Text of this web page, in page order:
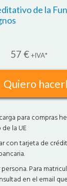
de la
57 € +IVA*
Quiero
para compras
la UE
con tarjeta de
Para
en el email